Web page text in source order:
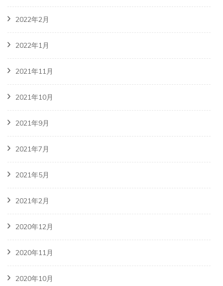
2022年2月
2022年1月
2021年11月
2021年10月
2021年9月
2021年7月
2021年5月
2021年2月
2020年12月
2020年11月
2020年10月